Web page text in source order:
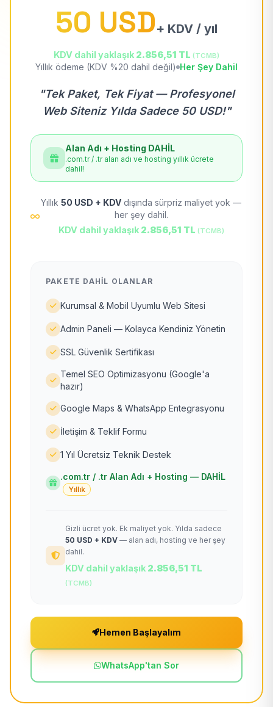
50 USD+ KDV / yıl
KDV dahil yaklaşık 2.856,51 TL (TCMB)
Yıllık ödeme (KDV %20 dahil değil) Her Şey Dahil
"Tek Paket, Tek Fiyat — Profesyonel
Web Siteniz Yılda Sadece 50 USD!"
Alan Adı + Hosting DAHİL
.com.tr / .tr alan adı ve hosting yıllık ücrete
dahil!
Yıllık 50 USD + KDV dışında sürpriz maliyet yok —
her şey dahil.
KDV dahil yaklaşık 2.856,51 TL (TCMB)
PAKETE DAHIL OLANLAR
Kurumsal & Mobil Uyumlu Web Sitesi
Admin Paneli — Kolayca Kendiniz Yönetin
SSL Güvenlik Sertifikası
Temel SEO Optimizasyonu (Google'a
hazır)
Google Maps & WhatsApp Entegrasyonu
İletişim & Teklif Formu
1 Yıl Ücretsiz Teknik Destek
.com.tr / .tr Alan Adı + Hosting — DAHİL
Yıllık
Gizli ücret yok. Ek maliyet yok. Yılda sadece
50 USD + KDV — alan adı, hosting ve her şey
dahil.
KDV dahil yaklaşık 2.856,51 TL
(TCMB)
Hemen Başlayalım
WhatsApp'tan Sor